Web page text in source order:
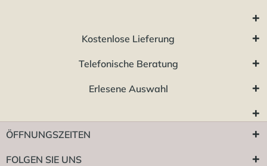
Kostenlose Lieferung
Telefonische Beratung
Erlesene Auswahl
ÖFFNUNGSZEITEN
FOLGEN SIE UNS